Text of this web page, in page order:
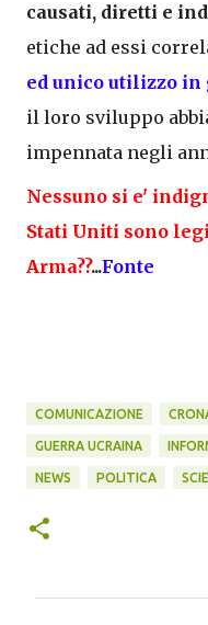
causati, diretti e
etiche ad essi
ed unico utilizzo
il loro sviluppo
impennata negli
Nessuno si e'
Stati Uniti sono
Arma??...Fonte
COMUNICAZIONE
GUERRA UCRAINA
NEWS POLITICA